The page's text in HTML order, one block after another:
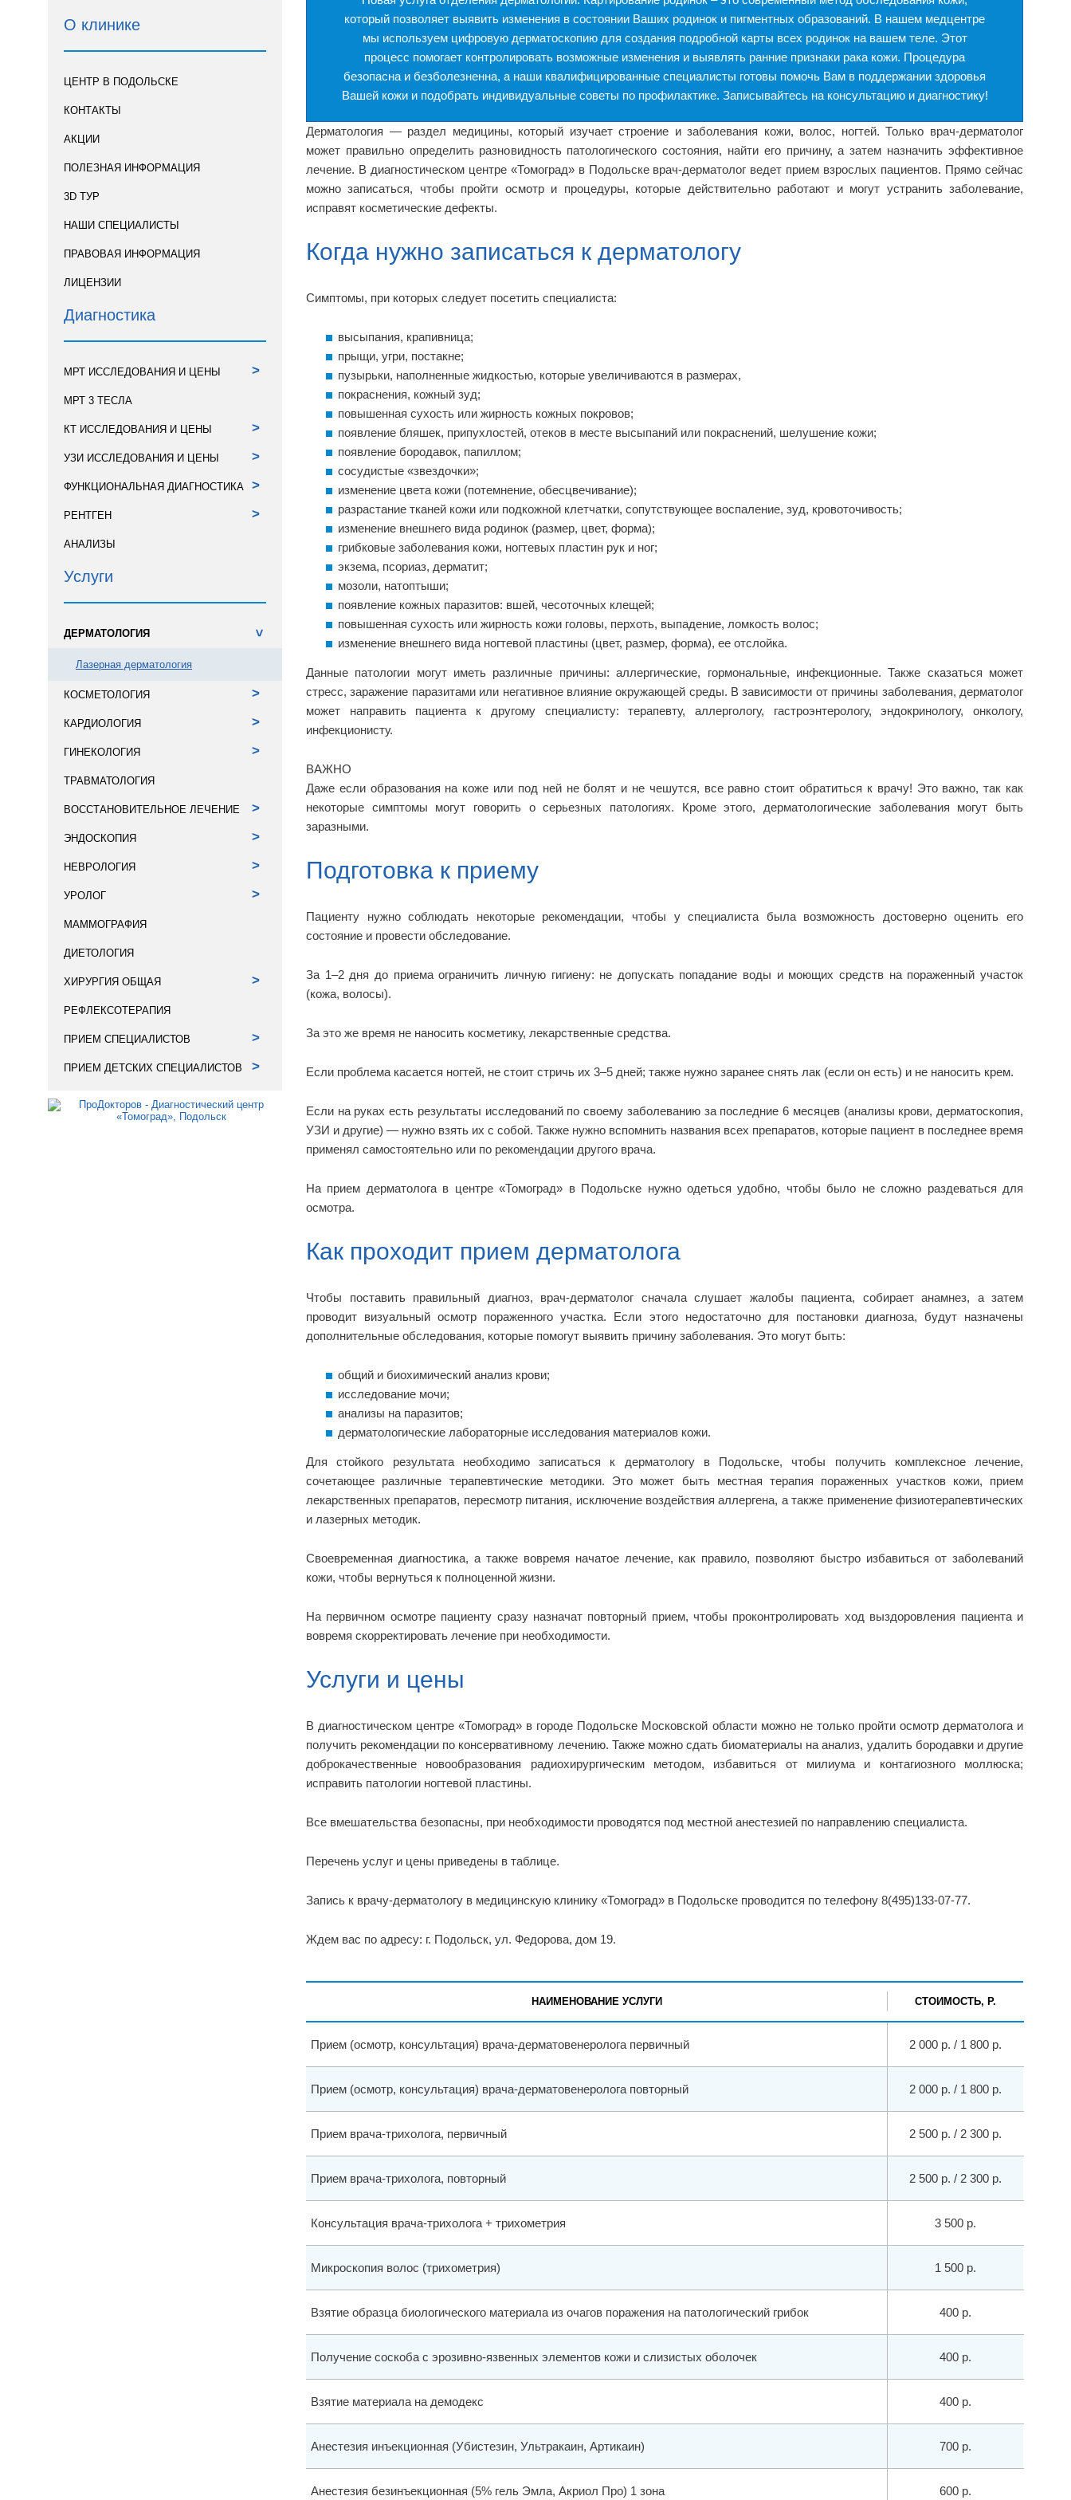
О клинике
ЦЕНТР В ПОДОЛЬСКЕ
КОНТАКТЫ
АКЦИИ
ПОЛЕЗНАЯ ИНФОРМАЦИЯ
3D ТУР
НАШИ СПЕЦИАЛИСТЫ
ПРАВОВАЯ ИНФОРМАЦИЯ
ЛИЦЕНЗИИ
Диагностика
МРТ ИССЛЕДОВАНИЯ И ЦЕНЫ >
МРТ 3 ТЕСЛА
КТ ИССЛЕДОВАНИЯ И ЦЕНЫ >
УЗИ ИССЛЕДОВАНИЯ И ЦЕНЫ >
ФУНКЦИОНАЛЬНАЯ ДИАГНОСТИКА >
РЕНТГЕН >
АНАЛИЗЫ
Услуги
ДЕРМАТОЛОГИЯ >
Лазерная дерматология
КОСМЕТОЛОГИЯ >
КАРДИОЛОГИЯ >
ГИНЕКОЛОГИЯ >
ТРАВМАТОЛОГИЯ
ВОССТАНОВИТЕЛЬНОЕ ЛЕЧЕНИЕ >
ЭНДОСКОПИЯ >
НЕВРОЛОГИЯ >
УРОЛОГ >
МАММОГРАФИЯ
ДИЕТОЛОГИЯ
ХИРУРГИЯ ОБЩАЯ >
РЕФЛЕКСОТЕРАПИЯ
ПРИЕМ СПЕЦИАЛИСТОВ >
ПРИЕМ ДЕТСКИХ СПЕЦИАЛИСТОВ >
который позволяет выявить изменения в состоянии Ваших родинок и пигментных образований. В нашем медцентре
мы используем цифровую дерматоскопию для создания подробной карты всех родинок на вашем теле. Этот
процесс помогает контролировать возможные изменения и выявлять ранние признаки рака кожи. Процедура
безопасна и безболезненна, а наши квалифицированные специалисты готовы помочь Вам в поддержании здоровья
Вашей кожи и подобрать индивидуальные советы по профилактике. Записывайтесь на консультацию и диагностику!
Дерматология — раздел медицины, который изучает строение и заболевания кожи, волос, ногтей. Только врач-дерматолог
может правильно определить разновидность патологического состояния, найти его причину, а затем назначить эффективное
лечение. В диагностическом центре «Томоград» в Подольске врач-дерматолог ведет прием взрослых пациентов. Прямо сейчас
можно записаться, чтобы пройти осмотр и процедуры, которые действительно работают и могут устранить заболевание,
исправят косметические дефекты.
Когда нужно записаться к дерматологу
Симптомы, при которых следует посетить специалиста:
высыпания, крапивница;
прыщи, угри, постакне;
пузырьки, наполненные жидкостью, которые увеличиваются в размерах,
покраснения, кожный зуд;
повышенная сухость или жирность кожных покровов;
появление бляшек, припухлостей, отеков в месте высыпаний или покраснений, шелушение кожи;
появление бородавок, папиллом;
сосудистые «звездочки»;
изменение цвета кожи (потемнение, обесцвечивание);
разрастание тканей кожи или подкожной клетчатки, сопутствующее воспаление, зуд, кровоточивость;
изменение внешнего вида родинок (размер, цвет, форма);
грибковые заболевания кожи, ногтевых пластин рук и ног;
экзема, псориаз, дерматит;
мозоли, натоптыши;
появление кожных паразитов: вшей, чесоточных клещей;
повышенная сухость или жирность кожи головы, перхоть, выпадение, ломкость волос;
изменение внешнего вида ногтевой пластины (цвет, размер, форма), ее отслойка.
Данные патологии могут иметь различные причины: аллергические, гормональные, инфекционные. Также сказаться может
стресс, заражение паразитами или негативное влияние окружающей среды. В зависимости от причины заболевания, дерматолог
может направить пациента к другому специалисту: терапевту, аллергологу, гастроэнтерологу, эндокринологу, онкологу,
инфекционисту.
ВАЖНО
Даже если образования на коже или под ней не болят и не чешутся, все равно стоит обратиться к врачу! Это важно, так как
некоторые симптомы могут говорить о серьезных патологиях. Кроме этого, дерматологические заболевания могут быть
заразными.
Подготовка к приему
Пациенту нужно соблюдать некоторые рекомендации, чтобы у специалиста была возможность достоверно оценить его
состояние и провести обследование.
За 1–2 дня до приема ограничить личную гигиену: не допускать попадание воды и моющих средств на пораженный участок
(кожа, волосы).
За это же время не наносить косметику, лекарственные средства.
Если проблема касается ногтей, не стоит стричь их 3–5 дней; также нужно заранее снять лак (если он есть) и не наносить крем.
Если на руках есть результаты исследований по своему заболеванию за последние 6 месяцев (анализы крови, дерматоскопия,
УЗИ и другие) — нужно взять их с собой. Также нужно вспомнить названия всех препаратов, которые пациент в последнее время
применял самостоятельно или по рекомендации другого врача.
На прием дерматолога в центре «Томоград» в Подольске нужно одеться удобно, чтобы было не сложно раздеваться для
осмотра.
Как проходит прием дерматолога
Чтобы поставить правильный диагноз, врач-дерматолог сначала слушает жалобы пациента, собирает анамнез, а затем
проводит визуальный осмотр пораженного участка. Если этого недостаточно для постановки диагноза, будут назначены
дополнительные обследования, которые помогут выявить причину заболевания. Это могут быть:
общий и биохимический анализ крови;
исследование мочи;
анализы на паразитов;
дерматологические лабораторные исследования материалов кожи.
Для стойкого результата необходимо записаться к дерматологу в Подольске, чтобы получить комплексное лечение,
сочетающее различные терапевтические методики. Это может быть местная терапия пораженных участков кожи, прием
лекарственных препаратов, пересмотр питания, исключение воздействия аллергена, а также применение физиотерапевтических
и лазерных методик.
Своевременная диагностика, а также вовремя начатое лечение, как правило, позволяют быстро избавиться от заболеваний
кожи, чтобы вернуться к полноценной жизни.
На первичном осмотре пациенту сразу назначат повторный прием, чтобы проконтролировать ход выздоровления пациента и
вовремя скорректировать лечение при необходимости.
Услуги и цены
В диагностическом центре «Томоград» в городе Подольске Московской области можно не только пройти осмотр дерматолога и
получить рекомендации по консервативному лечению. Также можно сдать биоматериалы на анализ, удалить бородавки и другие
доброкачественные новообразования радиохирургическим методом, избавиться от милиума и контагиозного моллюска;
исправить патологии ногтевой пластины.
Все вмешательства безопасны, при необходимости проводятся под местной анестезией по направлению специалиста.
Перечень услуг и цены приведены в таблице.
Запись к врачу-дерматологу в медицинскую клинику «Томоград» в Подольске проводится по телефону 8(495)133-07-77.
Ждем вас по адресу: г. Подольск, ул. Федорова, дом 19.
НАИМЕНОВАНИЕ УСЛУГИ СТОИМОСТЬ, Р.
Прием (осмотр, консультация) врача-дерматовенеролога первичный 2 000 р. / 1 800 р.
Прием (осмотр, консультация) врача-дерматовенеролога повторный 2 000 р. / 1 800 р.
Прием врача-трихолога, первичный 2 500 р. / 2 300 р.
Прием врача-трихолога, повторный 2 500 р. / 2 300 р.
Консультация врача-трихолога + трихометрия 3 500 р.
Микроскопия волос (трихометрия) 1 500 р.
Взятие образца биологического материала из очагов поражения на патологический грибок 400 р.
Получение соскоба с эрозивно-язвенных элементов кожи и слизистых оболочек 400 р.
Взятие материала на демодекс 400 р.
Анестезия инъекционная (Убистезин, Ультракаин, Артикаин) 700 р.
Анестезия безинъекционная (5% гель Эмла, Акриол Про) 1 зона 600 р.